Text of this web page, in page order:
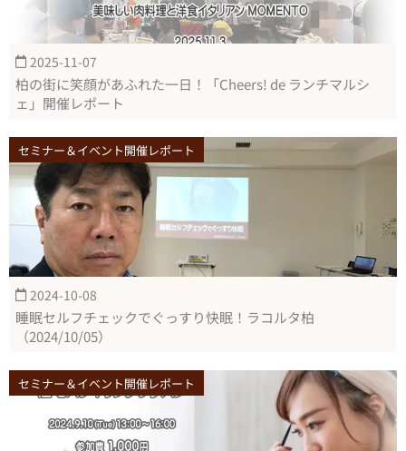
2025-11-07
柏の街に笑顔があふれた一日！「Cheers! de ランチマルシ
ェ」開催レポート
セミナー＆イベント開催レポート
2024-10-08
睡眠セルフチェックでぐっすり快眠！ラコルタ柏
（2024/10/05）
セミナー＆イベント開催レポート